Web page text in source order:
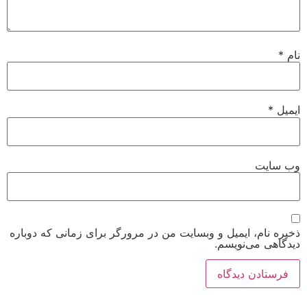
نام*
ایمیل*
وب‌ سایت
ذخیره نام، ایمیل و وبسایت من در مرورگر برای زمانی که دوباره
دیدگاهی می‌نویسم.